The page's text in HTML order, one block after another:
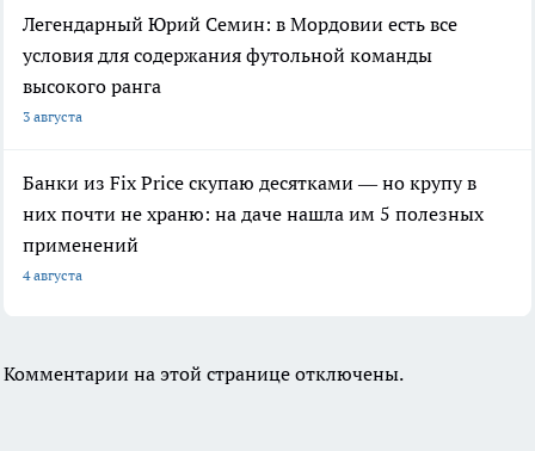
Легендарный Юрий Семин: в Мордовии есть все
условия для содержания футольной команды
высокого ранга
3 августа
Банки из Fix Price скупаю десятками — но крупу в
них почти не храню: на даче нашла им 5 полезных
применений
4 августа
Комментарии на этой странице отключены.